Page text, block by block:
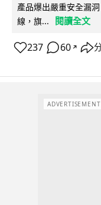
產品爆出嚴重安全漏
線，旗...
閱讀全文
237 60 ↗
ADVERTISEMENT